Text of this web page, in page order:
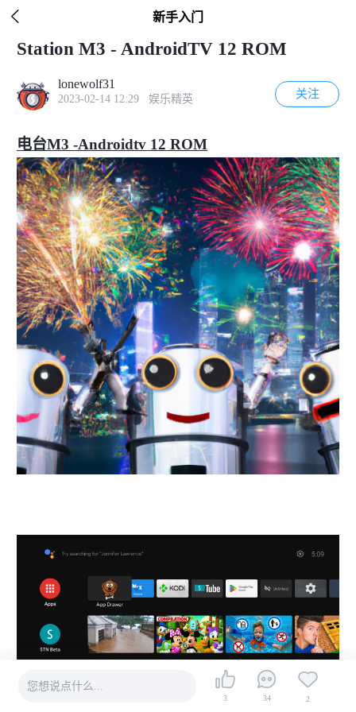
 新手入门
下拉刷新
Station M3 - AndroidTV 12 ROM
lonewolf31
2023-02-14 12:29 娱乐精英 关注
电台M3 -Androidtv 12 ROM
您想说点什么...
3 34 2